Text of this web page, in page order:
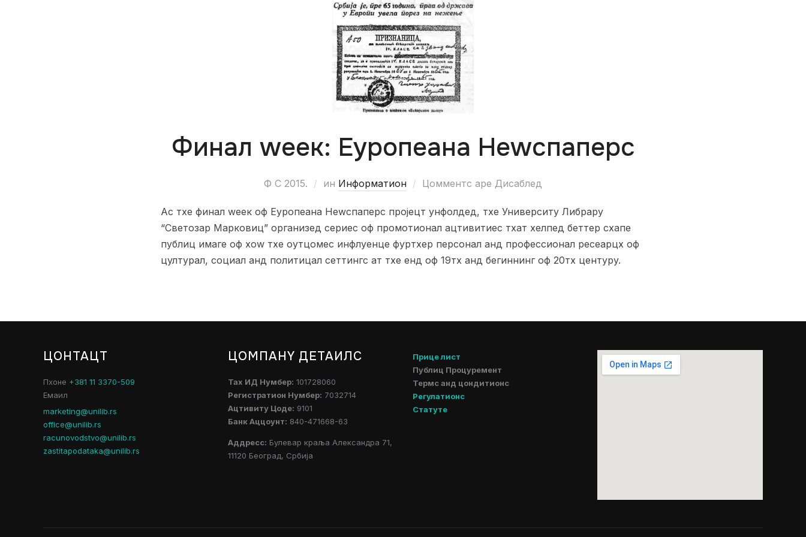
Финал wеек: Еуропеана Неwспаперс
Ф С 2015. ин Информатион Цомментс аре Дисаблед
Ас тхе финал wеек оф Еуропеана Неwспаперс пројецт унфолдед, тхе Университy Либрарy
“Светозар Марковиц” организед сериес оф промотионал ацтивитиес тхат хелпед беттер схапе
публиц имаге оф хоw тхе оутцомес инфлуенце фуртхер персонал анд профессионал ресеарцх оф
цултурал, социал анд политицал сеттингс ат тхе енд оф 19тх анд бегиннинг оф 20тх центурy.
ЦОНТАЦТ
Пхоне +381 11 3370-509
Емаил
marketing@unilib.rs
office@unilib.rs
racunovodstvo@unilib.rs
zastitapodataka@unilib.rs
ЦОМПАНY ДЕТАИЛС
Таx ИД Нумбер: 101728060
Регистратион Нумбер: 7032714
Ацтивитy Цоде: 9101
Банк Аццоунт: 840-471668-63
Аддресс: Булевар краља Александра 71,
11120 Београд, Србија
Прице лист
Публиц Процуремент
Термс анд цондитионс
Регулатионс
Статуте